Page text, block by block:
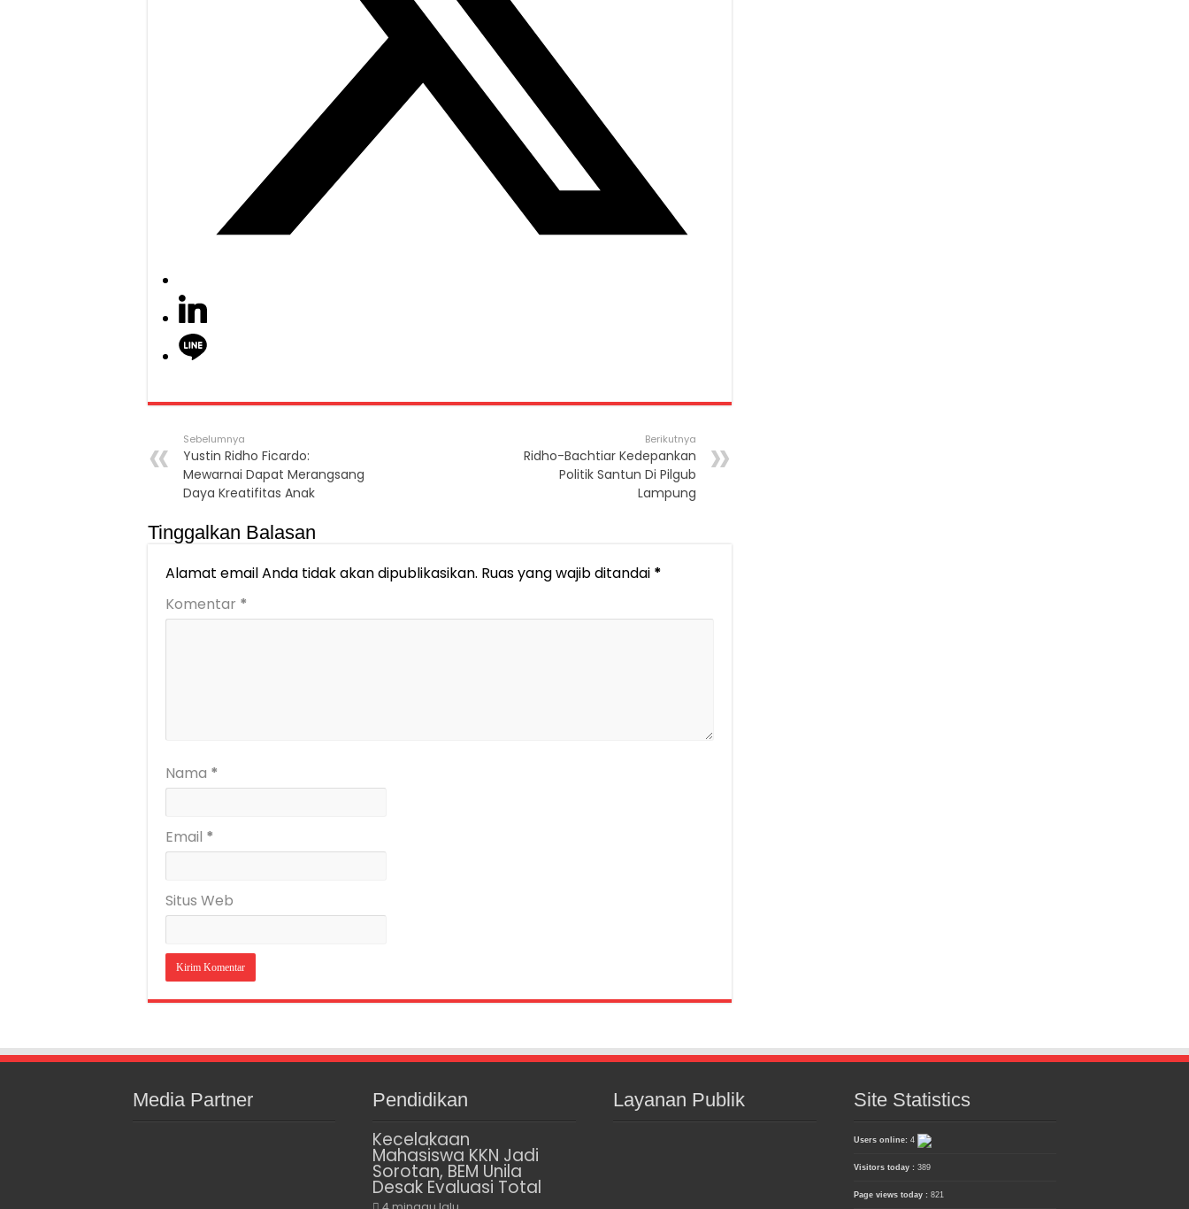
Sebelumnya
Yustin Ridho Ficardo:
Mewarnai Dapat Merangsang
Daya Kreatifitas Anak
Berikutnya
Ridho-Bachtiar Kedepankan
Politik Santun Di Pilgub
Lampung
Tinggalkan Balasan
Alamat email Anda tidak akan dipublikasikan. Ruas yang wajib ditandai *
Komentar *
Nama *
Email *
Situs Web
Media Partner Pendidikan
Kecelakaan
Mahasiswa KKN Jadi
Sorotan, BEM Unila
Desak Evaluasi Total
Layanan Publik Site Statistics
Users online: 4
Visitors today : 389
Page views today : 821